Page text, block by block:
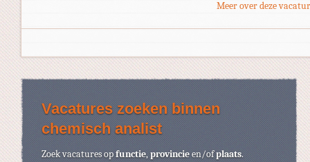
Meer over deze
Vacatures zoeken binnen
chemisch analist
Zoek vacatures opfunctie,provincieen/ofplaats.